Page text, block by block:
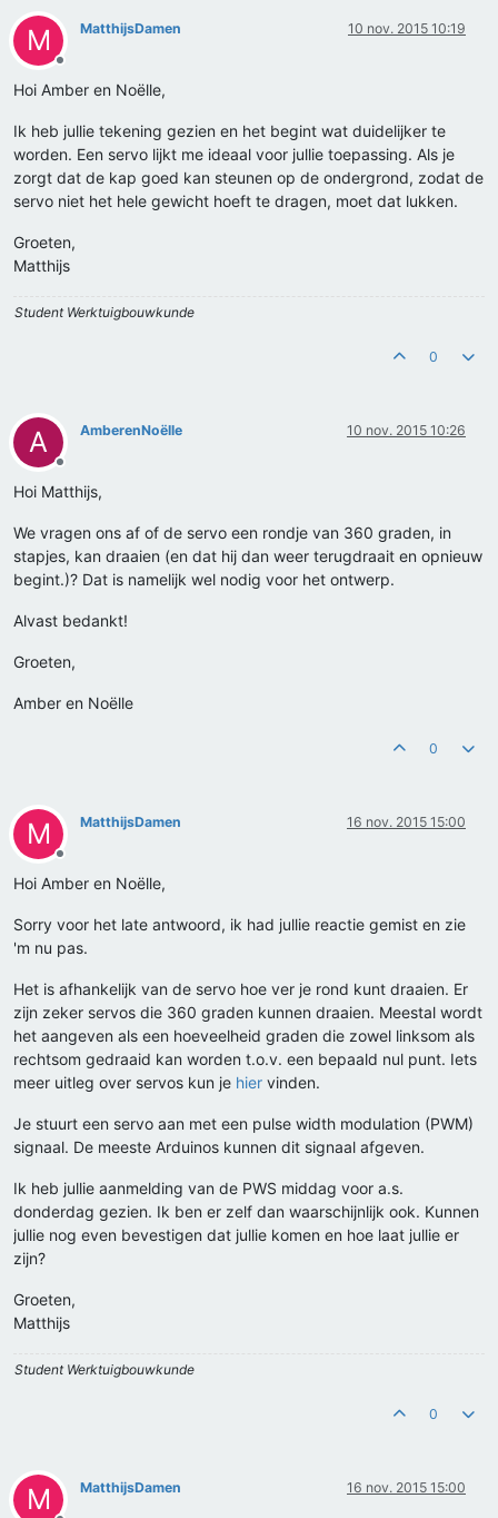
M
Offline
MatthijsDamen 10 nov. 2015 10:19
Hoi Amber en Noëlle,
Ik heb jullie tekening gezien en het begint wat duidelijker te
worden. Een servo lijkt me ideaal voor jullie toepassing. Als je
zorgt dat de kap goed kan steunen op de ondergrond, zodat de
servo niet het hele gewicht hoeft te dragen, moet dat lukken.
Groeten,
Matthijs
Student Werktuigbouwkunde
0
A
Offline
AmberenNoëlle 10 nov. 2015 10:26
Hoi Matthijs,
We vragen ons af of de servo een rondje van 360 graden, in
stapjes, kan draaien (en dat hij dan weer terugdraait en opnieuw
begint.)? Dat is namelijk wel nodig voor het ontwerp.
Alvast bedankt!
Groeten,
Amber en Noëlle
0
M
Offline
MatthijsDamen 16 nov. 2015 15:00
Hoi Amber en Noëlle,
Sorry voor het late antwoord, ik had jullie reactie gemist en zie
'm nu pas.
Het is afhankelijk van de servo hoe ver je rond kunt draaien. Er
zijn zeker servos die 360 graden kunnen draaien. Meestal wordt
het aangeven als een hoeveelheid graden die zowel linksom als
rechtsom gedraaid kan worden t.o.v. een bepaald nul punt. Iets
meer uitleg over servos kun je hier vinden.
Je stuurt een servo aan met een pulse width modulation (PWM)
signaal. De meeste Arduinos kunnen dit signaal afgeven.
Ik heb jullie aanmelding van de PWS middag voor a.s.
donderdag gezien. Ik ben er zelf dan waarschijnlijk ook. Kunnen
jullie nog even bevestigen dat jullie komen en hoe laat jullie er
zijn?
Groeten,
Matthijs
Student Werktuigbouwkunde
0
M MatthijsDamen 16 nov. 2015 15:00